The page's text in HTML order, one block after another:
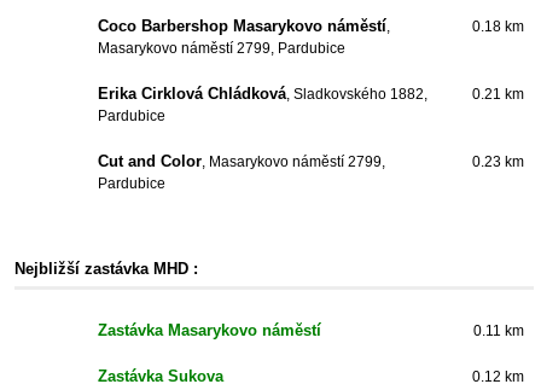
Coco Barbershop Masarykovo náměstí,
Masarykovo náměstí 2799, Pardubice
0.18 km
Erika Cirklová Chládková, Sladkovského 1882,
Pardubice
0.21 km
Cut and Color, Masarykovo náměstí 2799,
Pardubice
0.23 km
Nejbližší zastávka MHD :
Zastávka Masarykovo náměstí 0.11 km
Zastávka Sukova 0.12 km